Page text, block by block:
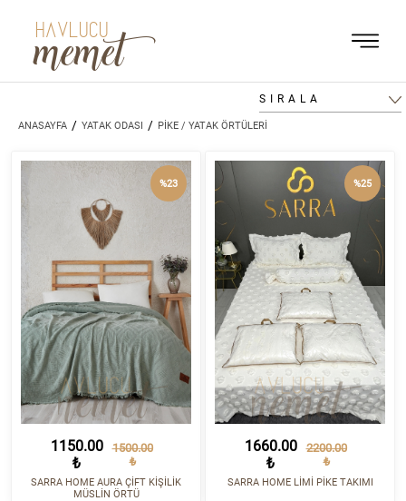
HAVLUCU
memet
ANASAYFA / YATAK ODASI / PİKE / YATAK ÖRTÜLERİ
SIRALA
1150.00
₺
1500.00
₺
SARRA HOME AURA ÇİFT KİŞİLİK
MÜSLİN ÖRTÜ
%23
1660.00
₺
2200.00
₺
SARRA HOME LİMİ PİKE TAKIMI
%25